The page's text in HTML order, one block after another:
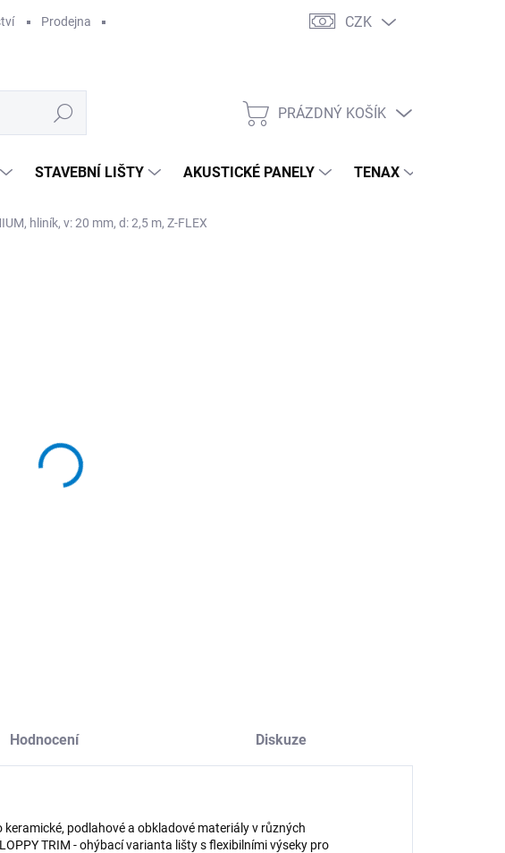
Prodejna CZK
Hledat
NÁKUPNÍ
PRÁZDNÝ KOŠÍK
STAVEBNÍ LIŠTY AKUSTICKÉ PANELY TENAX
hliník, v: 20 mm, d: 2,5 m, Z-FLEX
Hodnocení Diskuze
keramické, podlahové a obkladové materiály v různých
TRIM - ohýbací varianta lišty s flexibilními výseky pro